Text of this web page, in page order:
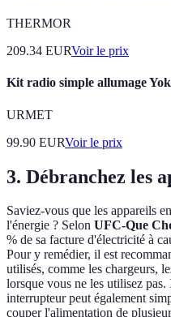
THERMOR
209.34 EURVoir le prix
Kit radio simple allumage
URMET
99.90 EURVoir le prix
3. Débranchez les
Saviez-vous que les appareils
l'énergie ? Selon UFC-Que
% de sa facture d'électricité à
Pour y remédier, il est
utilisés, comme les chargeurs,
lorsque vous ne les utilisez
interrupteur peut également
couper l'alimentation de